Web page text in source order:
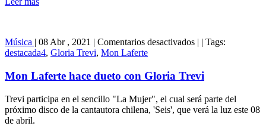
Música | 08 Abr , 2021 | Comentarios desactivadosen
hace
dueto
con
Gloria
Trevi
| | Tags:
destacada4, Gloria Trevi, Mon Laferte
Mon Laferte hace dueto con Gloria Trevi
Trevi participa en el sencillo "La Mujer", el cual será parte del
próximo disco de la cantautora chilena, 'Seis', que verá la luz este 08
de abril.